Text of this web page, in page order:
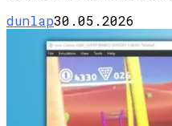
dunlap30.05.2026